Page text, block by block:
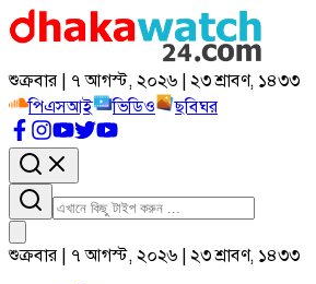
শুক্রবার | ৭ আগস্ট, ২০২৬ | ২৩ শ্রাবণ, ১৪৩৩
পিএসআই
ভিডিও ছবিঘর
শুক্রবার | ৭ আগস্ট, ২০২৬ | ২৩ শ্রাবণ, ১৪৩৩